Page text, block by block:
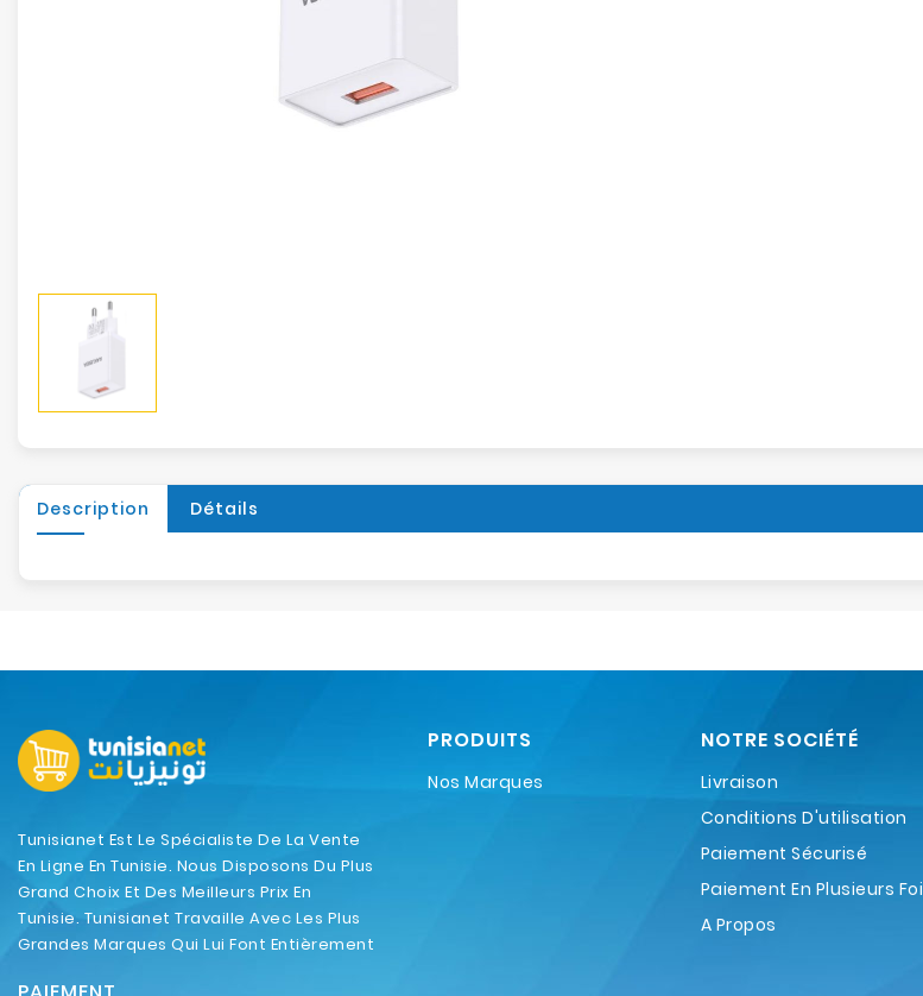
Description Détails
Tunisianet Est Le Spécialiste De La Vente
En Ligne En Tunisie. Nous Disposons Du Plus
Grand Choix Et Des Meilleurs Prix En
Tunisie. Tunisianet Travaille Avec Les Plus
Grandes Marques Qui Lui Font Entièrement
PRODUITS
Nos Marques
NOTRE SOCIÉTÉ
Livraison
Conditions D'utilisation
Paiement Sécurisé
Paiement En Plusieurs
A Propos